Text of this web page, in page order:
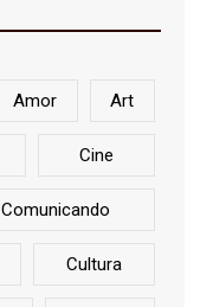
Amor Art
Cine
Comunicando
Cultura